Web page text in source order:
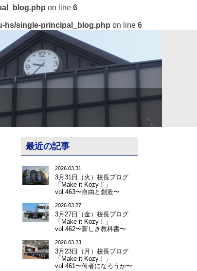
on line 6
hs/single-principal_blog.php on line 6
最近の記事
2026.03.31
3月31日（火）校長ブログ
「Make it Kozy！」
vol.463〜自由と創造〜
2026.03.27
3月27日（金）校長ブログ
「Make it Kozy！」
vol.462〜新しき教科書〜
2026.03.23
3月23日（月）校長ブログ
「Make it Kozy！」
vol.461〜何者になろうか〜